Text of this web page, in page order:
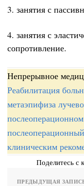
3. занятия с
4. занятия с
сопротивление.
Непрерывное
Реабилитация
метаэпифиза
клиническим
Поделитесь с
ПРЕДЫДУЩАЯ